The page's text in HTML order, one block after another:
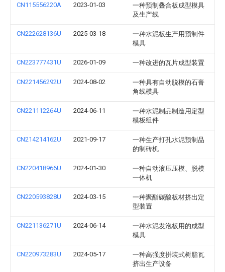
CN115556220A 2023-01-03
一种预制叠合板成型模具
及生产线
CN222628136U 2025-03-18
一种水泥板生产用预制件
模具
CN223777431U 2026-01-09 一种改进的瓦片成型装置
CN221456292U 2024-08-02
一种具有自动脱模的石膏
角线模具
CN221112264U 2024-06-11
一种水泥制品制造用定型
模板组件
CN214214162U 2021-09-17
一种生产打孔水泥预制品
的制砖机
CN220418966U 2024-01-30
一种自动液压压模、脱模
一体机
CN220593828U 2024-03-15
一种聚酯碳酸板材挤出定
型装置
CN221136271U 2024-06-14
一种水泥发泡板用的成型
模具
CN220973283U 2024-05-17
一种高强度拼装式树脂瓦
挤出生产设备